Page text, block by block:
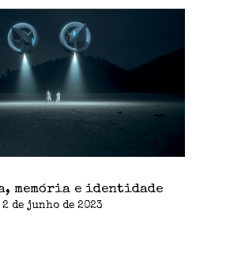
memória e identidade
2 de junho de 2023